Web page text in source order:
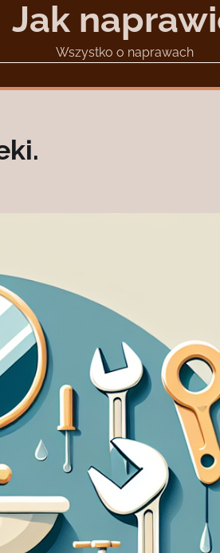
Jak
Wszystko o naprawach